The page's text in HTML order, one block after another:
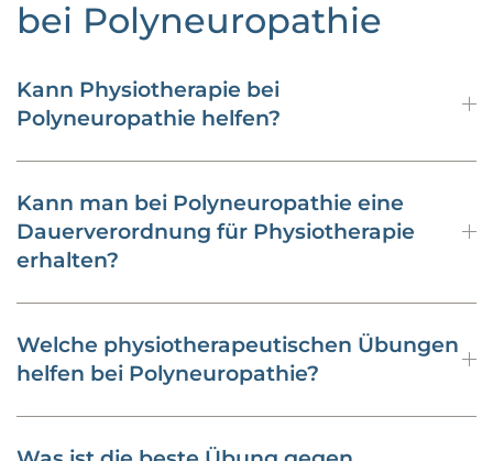
bei Polyneuropathie
Kann Physiotherapie bei
Polyneuropathie helfen?
Kann man bei Polyneuropathie eine
Dauerverordnung für Physiotherapie
erhalten?
Welche physiotherapeutischen Übungen
helfen bei Polyneuropathie?